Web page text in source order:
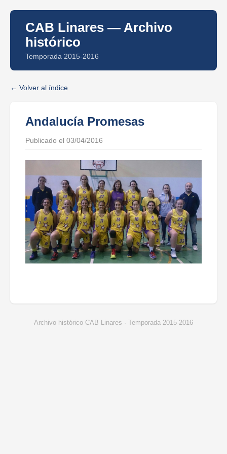
CAB Linares — Archivo
histórico
Temporada 2015-2016
Volver al índice
Andalucía Promesas
Publicado el 03/04/2016
Archivo histórico CAB Linares · Temporada 2015-2016